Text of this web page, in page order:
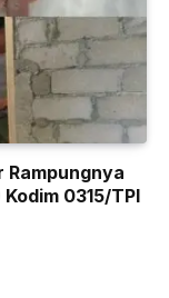
Rampungnya
0315/TPI